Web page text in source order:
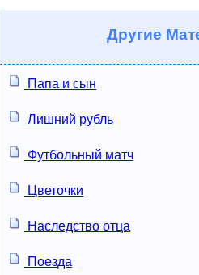
Другие
Папа и сын
Лишний рубль
Футбольный матч
Цветочки
Наследство отца
Поезда